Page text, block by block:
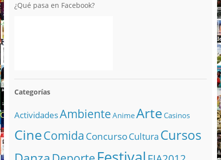
¿Qué pasa en Facebook?
Categorías
ActividadesAmbiente AnimeArte Casinos
CineComida ConcursoCultura Cursos